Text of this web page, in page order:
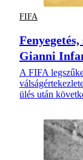
FIFA
Gianni
A FIFA
ülés után